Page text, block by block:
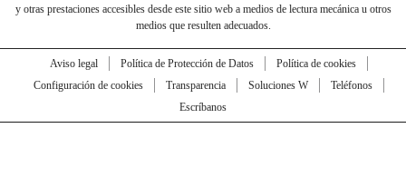
y otras prestaciones accesibles desde este sitio web a medios de lectura mecánica u otros
medios que resulten adecuados.
Aviso legal Política de Protección de Datos
Política de cookies
Configuración de cookies
Transparencia Soluciones W
Teléfonos
Escríbanos